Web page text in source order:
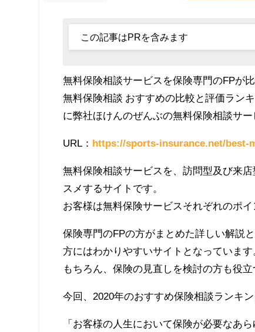
この記事はPRを含みます
無料保険相談サービスを保険専門のFPが
無料保険相談 おすすめの比較と評価ラン
に弊社ほけんのぜんぶの無料保険相談サー
URL： https://sports-insurance.net/best-
無料保険相談サービスを、訪問型及び来
スメするサイトです。
お客様は無料保険サービスそれぞれのポ
保険専門のFPの方がまとめた詳しい解説
方にはわかりやすいサイトとなっています
もちろん、保険の見直しを検討の方も役立
今回、2020年のおすすめ保険相談ランキ
「お客様の人生において保険が必要なあ